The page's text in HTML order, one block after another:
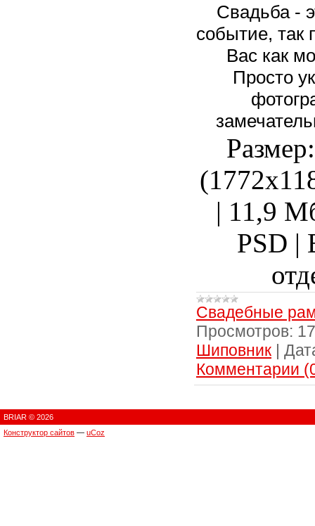
Свадьба -
событие, так
Вас как
Просто
| 11,9
PSD |
Свадебные
Просмотров:
Шиповник |
Комментарии
BRIAR © 2026
Конструктор сайтов — uCoz